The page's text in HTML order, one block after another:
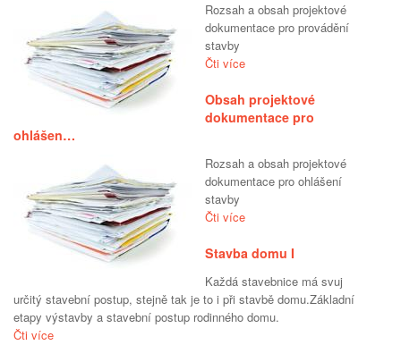
Rozsah a obsah projektové
dokumentace pro provádění
stavby
Čti více
Obsah projektové
dokumentace pro
ohlášen…
Rozsah a obsah projektové
dokumentace pro ohlášení
stavby
Čti více
Stavba domu I
Každá stavebnice má svuj
určitý stavební postup, stejně tak je to i při stavbě domu.Základní
etapy výstavby a stavební postup rodinného domu.
Čti více